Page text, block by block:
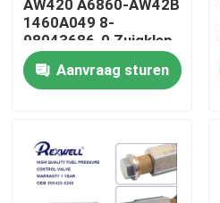
Huis
Producten
Video's
AW420 A6860-AW42B
1460A049 8-
98043686-0 Zuigklep
voor Nissan Almera
Navara NP300 X-Trail
Primera Mitsubishi
Aanvraag sturen